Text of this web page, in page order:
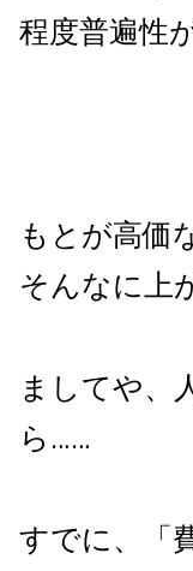
程度普遍性
もとが高価
そんなに上
ましてや、
ら……
すでに、「